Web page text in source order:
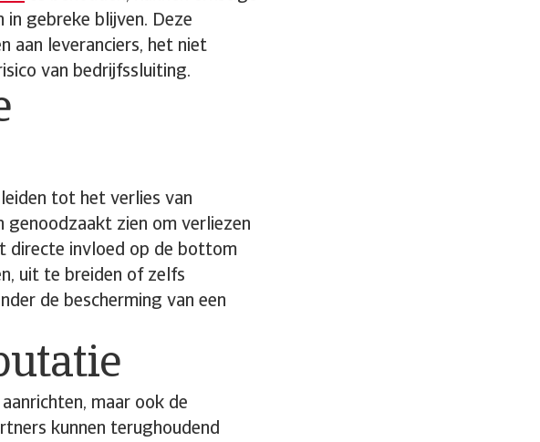
in gebreke blijven. Deze
aan leveranciers, het niet
van bedrijfssluiting.
tot het verlies van
genoodzaakt zien om verliezen
directe invloed op de bottom
uit te breiden of zelfs
de bescherming van een
maar ook de
kunnen terughoudend